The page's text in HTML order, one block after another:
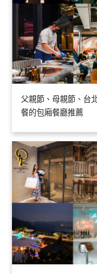
父親節、母親節、台
餐的包廂餐廳推薦